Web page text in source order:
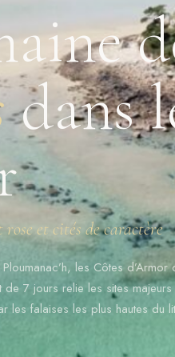
dans
et cités de caractère
les Côtes
7 jours relie les sites
les falaises les plus hautes du